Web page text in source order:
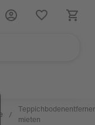
/
Teppichbodenentferner
mieten